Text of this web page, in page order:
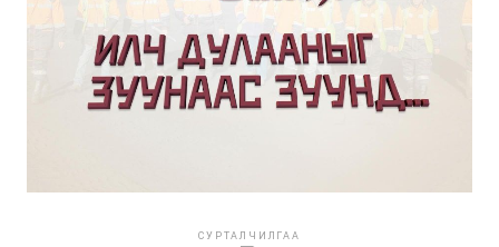
СУРТАЛЧИЛГАА